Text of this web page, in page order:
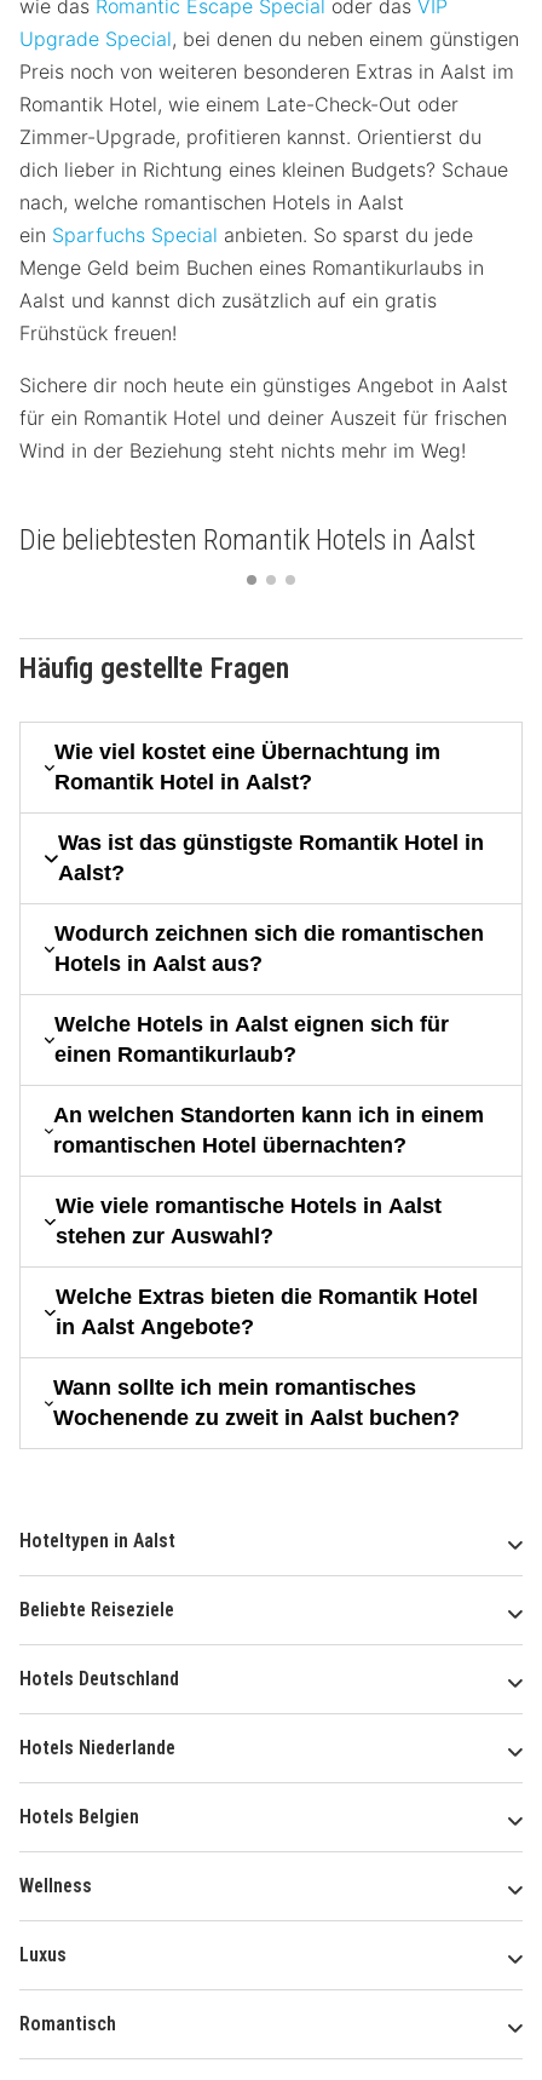
wie das Romantic Escape Special oder das VIP
Upgrade Special, bei denen du neben einem günstigen
Preis noch von weiteren besonderen Extras in Aalst im
Romantik Hotel, wie einem Late-Check-Out oder
Zimmer-Upgrade, profitieren kannst. Orientierst du
dich lieber in Richtung eines kleinen Budgets? Schaue
nach, welche romantischen Hotels in Aalst
ein Sparfuchs Special anbieten. So sparst du jede
Menge Geld beim Buchen eines Romantikurlaubs in
Aalst und kannst dich zusätzlich auf ein gratis
Frühstück freuen!
Sichere dir noch heute ein günstiges Angebot in Aalst
für ein Romantik Hotel und deiner Auszeit für frischen
Wind in der Beziehung steht nichts mehr im Weg!
Die beliebtesten Romantik Hotels in Aalst
Häufig gestellte Fragen
Wie viel kostet eine Übernachtung im
Romantik Hotel in Aalst?
Was ist das günstigste Romantik Hotel in
Aalst?
Wodurch zeichnen sich die romantischen
Hotels in Aalst aus?
Welche Hotels in Aalst eignen sich für
einen Romantikurlaub?
An welchen Standorten kann ich in einem
romantischen Hotel übernachten?
Wie viele romantische Hotels in Aalst
stehen zur Auswahl?
Welche Extras bieten die Romantik Hotel
in Aalst Angebote?
Wann sollte ich mein romantisches
Wochenende zu zweit in Aalst buchen?
Hoteltypen in Aalst
Beliebte Reiseziele
Hotels Deutschland
Hotels Niederlande
Hotels Belgien
Wellness
Luxus
Romantisch